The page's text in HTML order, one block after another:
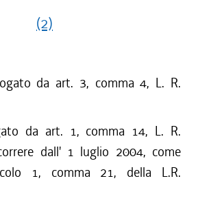
(2)
da art. 3, comma 4, L. R.
da art. 1, comma 14, L. R.
dall' 1 luglio 2004, come
1, comma 21, della L.R.